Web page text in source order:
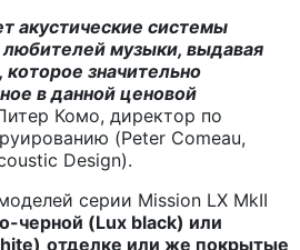
акустические системы
музыки, выдавая
которое значительно
в данной ценовой
Комо, директор по
(Peter Comeau,
Design).
серии Mission LX MkII
черной (Lux black) или
отделке или же покрытые